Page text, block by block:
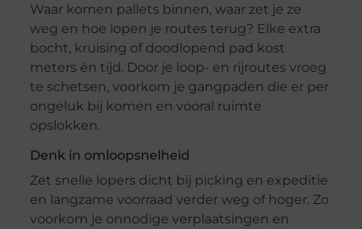
Waar komen pallets binnen, waar zet je ze
weg en hoe lopen je routes terug? Elke extra
bocht, kruising of doodlopend pad kost
meters én tijd. Door je loop- en rijroutes vroeg
te schetsen, voorkom je gangpaden die er per
ongeluk bij komen en vooral ruimte
opslokken.
Denk in omloopsnelheid
Zet snelle lopers dicht bij picking en expeditie
en langzame voorraad verder weg of hoger. Zo
voorkom je onnodige verplaatsingen en